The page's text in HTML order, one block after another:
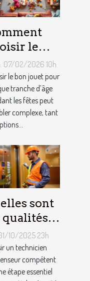
le
idéal
chaque
lors des
?
07/02/2026 10h
le bon jouet pour
tranche d’âge
les fêtes peut
complexe, tant
sont
qualités à
un
?
10/2025 23h
un technicien
compétent
étape essentiel